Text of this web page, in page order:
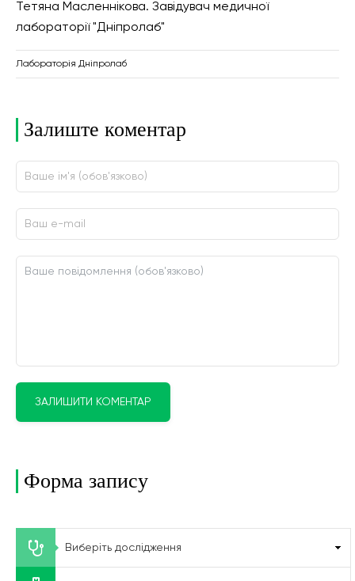
Тетяна Масленнікова. Завідувач медичної
лабораторії "Дніпролаб"
Лабораторія Дніпролаб
Залиште коментар
ЗАЛИШИТИ КОМЕНТАР
Форма запису